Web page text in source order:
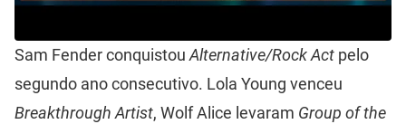
Sam Fender conquistou Alternative/Rock Act pelo
segundo ano consecutivo. Lola Young venceu
Breakthrough Artist, Wolf Alice levaram Group of the